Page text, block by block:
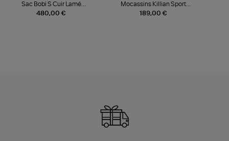
480,00 €
Sac Bobi S Cuir Lamé
Champagne
189,00 €
Mocassins Killian Sport
Mousse